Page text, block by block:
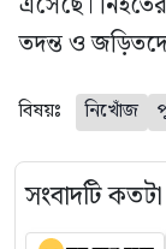
তদন্ত ও
বিষয়ঃ নিখোঁজ
সংবাদটি